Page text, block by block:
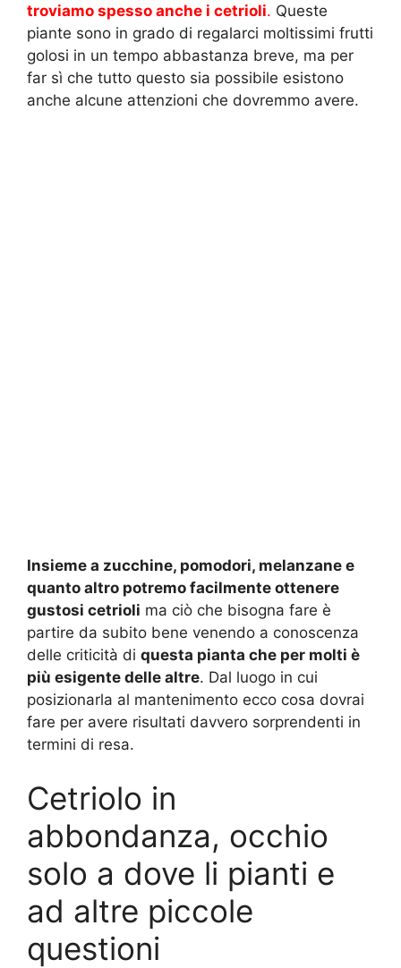
troviamo spesso anche i cetrioli. Queste
piante sono in grado di regalarci moltissimi frutti
golosi in un tempo abbastanza breve, ma per
far sì che tutto questo sia possibile esistono
anche alcune attenzioni che dovremmo avere.
Insieme a zucchine, pomodori, melanzane e
quanto altro potremo facilmente ottenere
gustosi cetrioli ma ciò che bisogna fare è
partire da subito bene venendo a conoscenza
delle criticità di questa pianta che per molti è
più esigente delle altre. Dal luogo in cui
posizionarla al mantenimento ecco cosa dovrai
fare per avere risultati davvero sorprendenti in
termini di resa.
Cetriolo in
abbondanza, occhio
solo a dove li pianti e
ad altre piccole
questioni